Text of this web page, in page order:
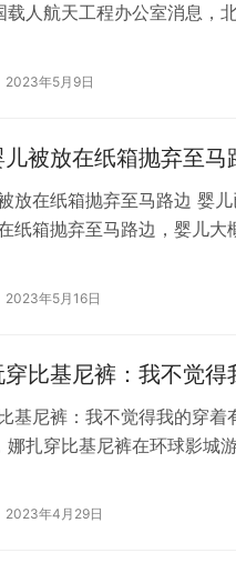
载人航天工程办公室消息，
好，将按计划开展各项功能
2023年5月9日
被放在纸箱抛弃至
放在纸箱抛弃至马路边 婴
纸箱抛弃至马路边，婴儿大
无奈吧。
2023年5月16日
比基尼裤：我不觉得
基尼裤：我不觉得我的穿
扎穿比基尼裤在环球影城
之一。 除此之外，这种打扮
2023年4月29日